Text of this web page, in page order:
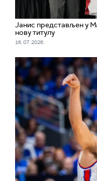
Јанис представљен у
нову титулу
16. 07. 2026.